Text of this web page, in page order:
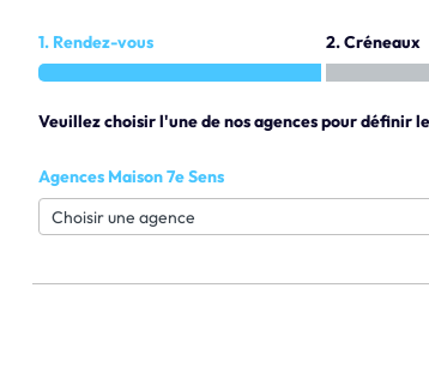
1. Rendez-vous 2. Créneaux
Veuillez choisir l'une de nos agences pour définir
Agences Maison 7e Sens